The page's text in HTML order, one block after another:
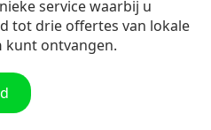
service waarbij u
tot drie offertes van lokale
kunt ontvangen.